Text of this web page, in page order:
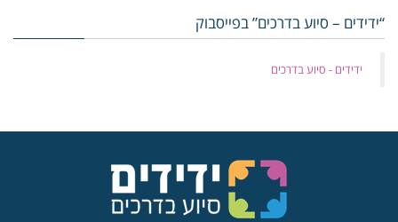
“ידידים – סיוע בדרכים” בפייסבוק
‏ידידים - סיוע בדרכים